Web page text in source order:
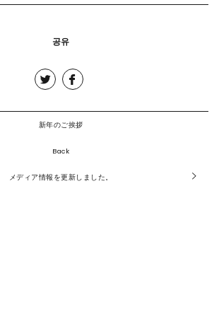
공유
新年のご挨拶
Back
メディア情報を更新しました。